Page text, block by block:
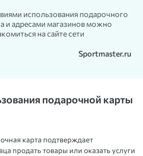
использования подарочного
и адресами магазинов можно
на сайте сети
Sportmaster.ru
подарочной карты
карта подтверждает
продать товары или оказать услуги